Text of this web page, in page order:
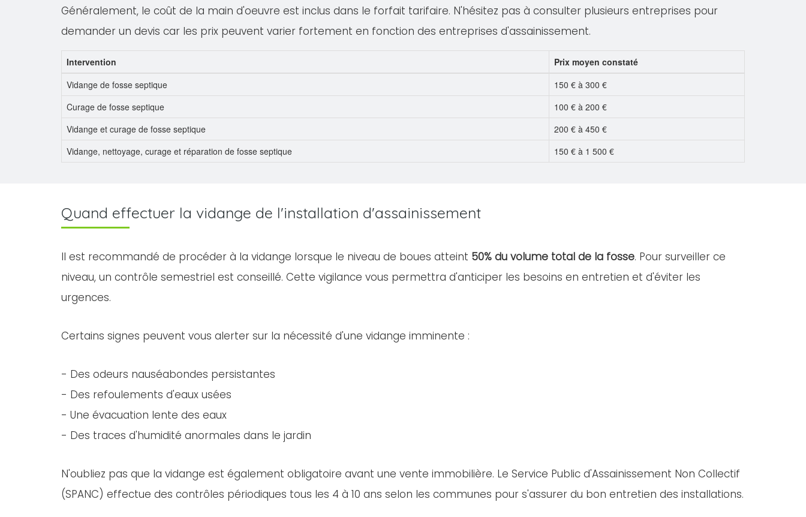
Généralement, le coût de la main d'oeuvre est inclus dans le forfait tarifaire. N'hésitez pas à consulter plusieurs entreprises pour
demander un devis car les prix peuvent varier fortement en fonction des entreprises d'assainissement.
Intervention
Prix moyen constaté
Vidange de fosse septique
150 € à 300 €
Curage de fosse septique
100 € à 200 €
Vidange et curage de fosse septique
200 € à 450 €
Vidange, nettoyage, curage et réparation de fosse septique
150 € à 1 500 €
Quand effectuer la vidange de l'installation d'assainissement
Il est recommandé de procéder à la vidange lorsque le niveau de boues atteint 50% du volume total de la fosse. Pour surveiller ce
niveau, un contrôle semestriel est conseillé. Cette vigilance vous permettra d'anticiper les besoins en entretien et d'éviter les
urgences.
Certains signes peuvent vous alerter sur la nécessité d'une vidange imminente :
- Des odeurs nauséabondes persistantes
- Des refoulements d'eaux usées
- Une évacuation lente des eaux
- Des traces d'humidité anormales dans le jardin
N'oubliez pas que la vidange est également obligatoire avant une vente immobilière. Le Service Public d'Assainissement Non Collectif
(SPANC) effectue des contrôles périodiques tous les 4 à 10 ans selon les communes pour s'assurer du bon entretien des installations.